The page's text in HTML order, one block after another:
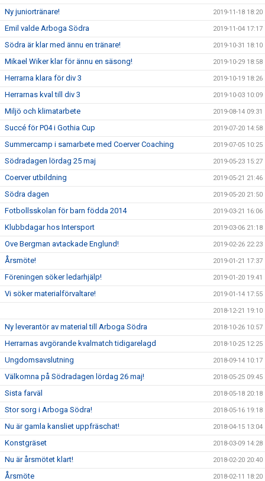
Ny juniortränare! 2019-11-18 18:20
Emil valde Arboga Södra 2019-11-04 17:17
Södra är klar med ännu en tränare! 2019-10-31 18:10
Mikael Wiker klar för ännu en säsong! 2019-10-29 18:58
Herrarna klara för div 3 2019-10-19 18:26
Herrarnas kval till div 3 2019-10-03 10:09
Miljö och klimatarbete 2019-08-14 09:31
Succé för P04 i Gothia Cup 2019-07-20 14:58
Summercamp i samarbete med Coerver Coaching 2019-07-05 10:25
Södradagen lördag 25 maj 2019-05-23 15:27
Coerver utbildning 2019-05-21 21:46
Södra dagen 2019-05-20 21:50
Fotbollsskolan för barn födda 2014 2019-03-21 16:06
Klubbdagar hos Intersport 2019-03-06 21:18
Ove Bergman avtackade Englund! 2019-02-26 22:23
Årsmöte! 2019-01-21 17:37
Föreningen söker ledarhjälp! 2019-01-20 19:41
Vi söker materialförvaltare! 2019-01-14 17:55
2018-12-21 19:10
Ny leverantör av material till Arboga Södra 2018-10-26 10:57
Herrarnas avgörande kvalmatch tidigarelagd 2018-10-25 12:25
Ungdomsavslutning 2018-09-14 10:17
Välkomna på Södradagen lördag 26 maj! 2018-05-25 09:45
Sista farväl 2018-05-18 20:18
Stor sorg i Arboga Södra! 2018-05-16 19:18
Nu är gamla kansliet uppfräschat! 2018-04-15 13:04
Konstgräset 2018-03-09 14:28
Nu är årsmötet klart! 2018-02-20 20:40
Årsmöte 2018-02-11 18:20